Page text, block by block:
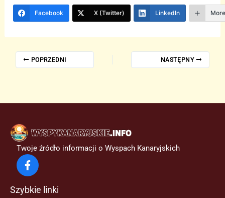
Facebook X (Twitter) LinkedIn
POPRZEDNI NASTĘPNY
Twoje źródło informacji o Wyspach Kanaryjskich
Szybkie linki